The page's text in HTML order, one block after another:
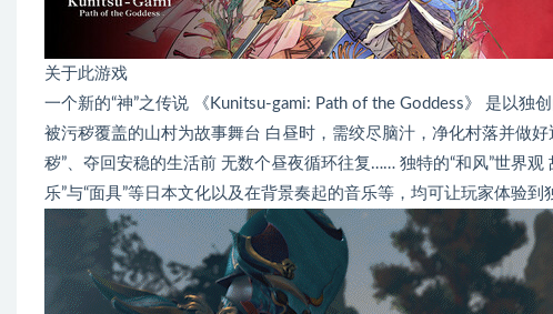
关于此游戏
一个新的“神”之传说 《Kunitsu-gami: Path of the Goddess》 是以独
被污秽覆盖的山村为故事舞台 白昼时，需绞尽脑汁，净化村落并做
秽”、夺回安稳的生活前 无数个昼夜循环往复…… 独特的“和风”世界
乐”与“面具”等日本文化以及在背景奏起的音乐等，均可让玩家体验到